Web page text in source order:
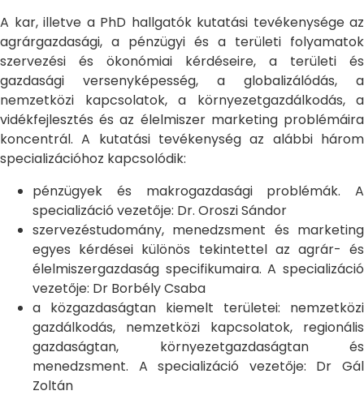
A kar, illetve a PhD hallgatók kutatási tevékenysége az
agrárgazdasági, a pénzügyi és a területi folyamatok
szervezési és ökonómiai kérdéseire, a területi és
gazdasági versenyképesség, a globalizálódás, a
nemzetközi kapcsolatok, a környezetgazdálkodás, a
vidékfejlesztés és az élelmiszer marketing problémáira
koncentrál. A kutatási tevékenység az alábbi három
specializációhoz kapcsolódik:
pénzügyek és makrogazdasági problémák. A
specializáció vezetője: Dr. Oroszi Sándor
szervezéstudomány, menedzsment és marketing
egyes kérdései különös tekintettel az agrár- és
élelmiszergazdaság specifikumaira. A specializáció
vezetője: Dr Borbély Csaba
a közgazdaságtan kiemelt területei: nemzetközi
gazdálkodás, nemzetközi kapcsolatok, regionális
gazdaságtan, környezetgazdaságtan és
menedzsment. A specializáció vezetője: Dr Gál
Zoltán